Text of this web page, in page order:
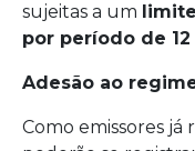
sujeitas a um
por período de
Adesão ao
Como emissores já